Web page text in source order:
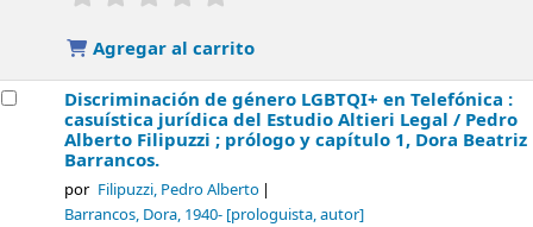
Agregar al carrito
Discriminación de género LGBTQI+ en Telefónica :
casuística jurídica del Estudio Altieri Legal / Pedro
Alberto Filipuzzi ; prólogo y capítulo 1, Dora Beatriz
Barrancos.
por Filipuzzi, Pedro Alberto
Barrancos, Dora, 1940- [prologuista, autor]